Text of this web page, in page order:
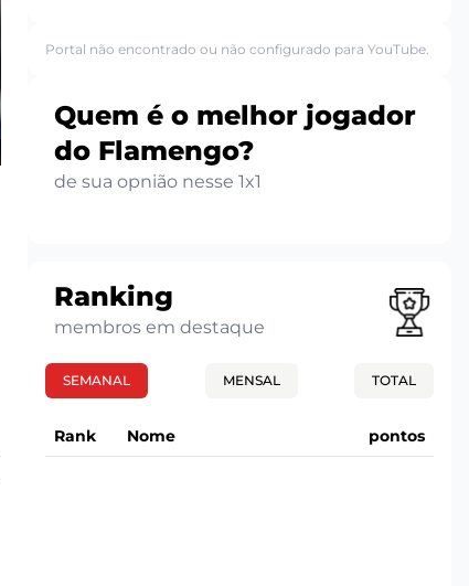
Portal não encontrado ou não configurado para YouTube.
Quem é o melhor jogador
do Flamengo?
de sua opnião nesse 1x1
Ranking
membros em destaque
SEMANAL MENSAL TOTAL
Rank Nome pontos